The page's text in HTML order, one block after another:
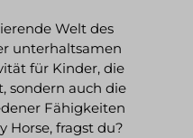
Welt des
unterhaltsamen
für Kinder, die
sondern auch die
Fähigkeiten
Horse, fragst du?